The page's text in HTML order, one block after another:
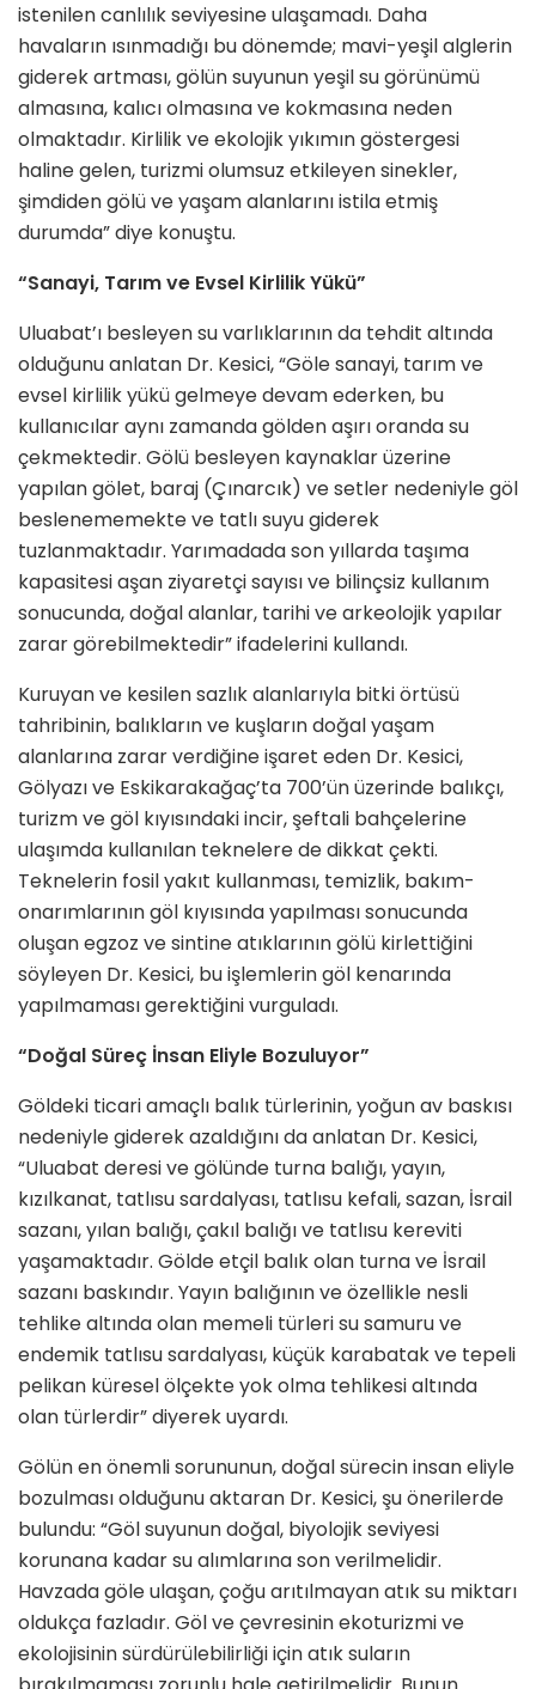
istenilen canlılık seviyesine ulaşamadı. Daha
havaların ısınmadığı bu dönemde; mavi-yeşil alglerin
giderek artması, gölün suyunun yeşil su görünümü
almasına, kalıcı olmasına ve kokmasına neden
olmaktadır. Kirlilik ve ekolojik yıkımın göstergesi
haline gelen, turizmi olumsuz etkileyen sinekler,
şimdiden gölü ve yaşam alanlarını istila etmiş
durumda” diye konuştu.
“Sanayi, Tarım ve Evsel Kirlilik Yükü”
Uluabat’ı besleyen su varlıklarının da tehdit altında
olduğunu anlatan Dr. Kesici, “Göle sanayi, tarım ve
evsel kirlilik yükü gelmeye devam ederken, bu
kullanıcılar aynı zamanda gölden aşırı oranda su
çekmektedir. Gölü besleyen kaynaklar üzerine
yapılan gölet, baraj (Çınarcık) ve setler nedeniyle göl
beslenememekte ve tatlı suyu giderek
tuzlanmaktadır. Yarımadada son yıllarda taşıma
kapasitesi aşan ziyaretçi sayısı ve bilinçsiz kullanım
sonucunda, doğal alanlar, tarihi ve arkeolojik yapılar
zarar görebilmektedir” ifadelerini kullandı.
Kuruyan ve kesilen sazlık alanlarıyla bitki örtüsü
tahribinin, balıkların ve kuşların doğal yaşam
alanlarına zarar verdiğine işaret eden Dr. Kesici,
Gölyazı ve Eskikarakağaç’ta 700’ün üzerinde balıkçı,
turizm ve göl kıyısındaki incir, şeftali bahçelerine
ulaşımda kullanılan teknelere de dikkat çekti.
Teknelerin fosil yakıt kullanması, temizlik, bakım-
onarımlarının göl kıyısında yapılması sonucunda
oluşan egzoz ve sintine atıklarının gölü kirlettiğini
söyleyen Dr. Kesici, bu işlemlerin göl kenarında
yapılmaması gerektiğini vurguladı.
“Doğal Süreç İnsan Eliyle Bozuluyor”
Göldeki ticari amaçlı balık türlerinin, yoğun av baskısı
nedeniyle giderek azaldığını da anlatan Dr. Kesici,
“Uluabat deresi ve gölünde turna balığı, yayın,
kızılkanat, tatlısu sardalyası, tatlısu kefali, sazan, İsrail
sazanı, yılan balığı, çakıl balığı ve tatlısu kereviti
yaşamaktadır. Gölde etçil balık olan turna ve İsrail
sazanı baskındır. Yayın balığının ve özellikle nesli
tehlike altında olan memeli türleri su samuru ve
endemik tatlısu sardalyası, küçük karabatak ve tepeli
pelikan küresel ölçekte yok olma tehlikesi altında
olan türlerdir” diyerek uyardı.
Gölün en önemli sorununun, doğal sürecin insan eliyle
bozulması olduğunu aktaran Dr. Kesici, şu önerilerde
bulundu: “Göl suyunun doğal, biyolojik seviyesi
korunana kadar su alımlarına son verilmelidir.
Havzada göle ulaşan, çoğu arıtılmayan atık su miktarı
oldukça fazladır. Göl ve çevresinin ekoturizmi ve
ekolojisinin sürdürülebilirliği için atık suların